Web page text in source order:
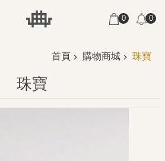
0 0
首頁 購物商城 珠寶
珠寶